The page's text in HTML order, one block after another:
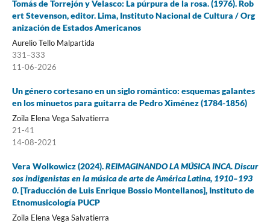
Tomás de Torrejón y Velasco: La púrpura de la rosa. (1976). Rob
ert Stevenson, editor. Lima, Instituto Nacional de Cultura / Org
anización de Estados Americanos
Aurelio Tello Malpartida
331–333
11-06-2026
Un género cortesano en un siglo romántico: esquemas galantes
en los minuetos para guitarra de Pedro Ximénez (1784-1856)
Zoila Elena Vega Salvatierra
21-41
14-08-2021
Vera Wolkowicz (2024).REIMAGINANDO LA MÚSICA INCA. Discur
sos indigenistas en la música de arte de América Latina, 1910–193
0.[Traducción de Luis Enrique Bossio Montellanos], Instituto de
Etnomusicología PUCP
Zoila Elena Vega Salvatierra